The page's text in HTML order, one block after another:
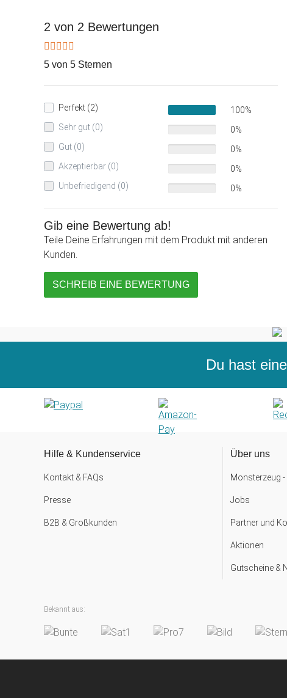
2 von 2 Bewertungen
5 von 5 Sternen
Perfekt (2)
100%
Sehr gut (0)
0%
Gut (0)
0%
Akzeptierbar (0)
0%
Unbefriedigend (0)
0%
Gib eine Bewertung ab!
Teile Deine Erfahrungen mit dem Produkt mit anderen
Kunden.
SCHREIB EINE BEWERTUNG
Du hast
Hilfe & Kundenservice
Kontakt & FAQs
Presse
B2B & Großkunden
Über uns
Monsterzeug -
Jobs
Partner und
Aktionen
Gutscheine &
Bekannt aus: